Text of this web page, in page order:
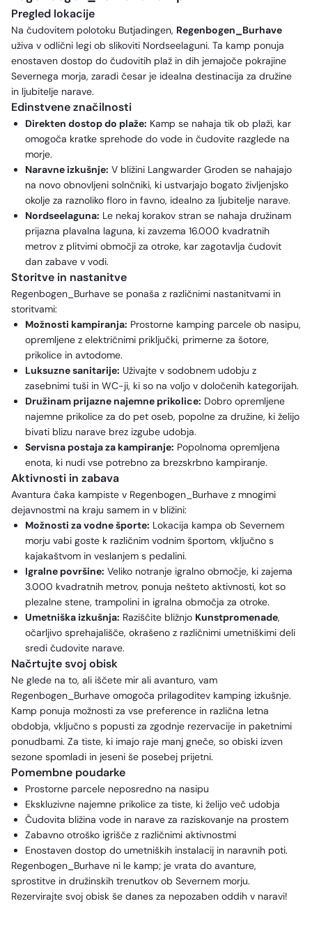
Pregled lokacije
Na čudovitem polotoku Butjadingen, Regenbogen_Burhave
uživa v odlični legi ob slikoviti Nordseelaguni. Ta kamp ponuja
enostaven dostop do čudovitih plaž in dih jemajoče pokrajine
Severnega morja, zaradi česar je idealna destinacija za družine
in ljubitelje narave.
Edinstvene značilnosti
Direkten dostop do plaže: Kamp se nahaja tik ob plaži, kar
omogoča kratke sprehode do vode in čudovite razglede na
morje.
Naravne izkušnje: V bližini Langwarder Groden se nahajajo
na novo obnovljeni solnčniki, ki ustvarjajo bogato življenjsko
okolje za raznoliko floro in favno, idealno za ljubitelje narave.
Nordseelaguna: Le nekaj korakov stran se nahaja družinam
prijazna plavalna laguna, ki zavzema 16.000 kvadratnih
metrov z plitvimi območji za otroke, kar zagotavlja čudovit
dan zabave v vodi.
Storitve in nastanitve
Regenbogen_Burhave se ponaša z različnimi nastanitvami in
storitvami:
Možnosti kampiranja: Prostorne kamping parcele ob nasipu,
opremljene z električnimi priključki, primerne za šotore,
prikolice in avtodome.
Luksuzne sanitarije: Uživajte v sodobnem udobju z
zasebnimi tuši in WC-ji, ki so na voljo v določenih kategorijah.
Družinam prijazne najemne prikolice: Dobro opremljene
najemne prikolice za do pet oseb, popolne za družine, ki želijo
bivati blizu narave brez izgube udobja.
Servisna postaja za kampiranje: Popolnoma opremljena
enota, ki nudi vse potrebno za brezskrbno kampiranje.
Aktivnosti in zabava
Avantura čaka kampiste v Regenbogen_Burhave z mnogimi
dejavnostmi na kraju samem in v bližini:
Možnosti za vodne športe: Lokacija kampa ob Severnem
morju vabi goste k različnim vodnim športom, vključno s
kajakaštvom in veslanjem s pedalini.
Igralne površine: Veliko notranje igralno območje, ki zajema
3.000 kvadratnih metrov, ponuja nešteto aktivnosti, kot so
plezalne stene, trampolini in igralna območja za otroke.
Umetniška izkušnja: Raziščite bližnjo Kunstpromenade,
očarljivo sprehajališče, okrašeno z različnimi umetniškimi deli
sredi čudovite narave.
Načrtujte svoj obisk
Ne glede na to, ali iščete mir ali avanturo, vam
Regenbogen_Burhave omogoča prilagoditev kamping izkušnje.
Kamp ponuja možnosti za vse preference in različna letna
obdobja, vključno s popusti za zgodnje rezervacije in paketnimi
ponudbami. Za tiste, ki imajo raje manj gneče, so obiski izven
sezone spomladi in jeseni še posebej prijetni.
Pomembne poudarke
Prostorne parcele neposredno na nasipu
Ekskluzivne najemne prikolice za tiste, ki želijo več udobja
Čudovita bližina vode in narave za raziskovanje na prostem
Zabavno otroško igrišče z različnimi aktivnostmi
Enostaven dostop do umetniških instalacij in naravnih poti.
Regenbogen_Burhave ni le kamp; je vrata do avanture,
sprostitve in družinskih trenutkov ob Severnem morju.
Rezervirajte svoj obisk še danes za nepozaben oddih v naravi!